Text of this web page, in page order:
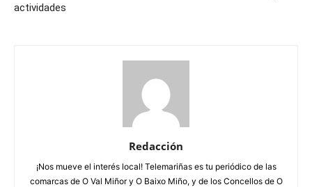
actividades
Redacción
¡Nos mueve el interés local! Telemariñas es tu periódico de las
comarcas de O Val Miñor y O Baixo Miño, y de los Concellos de O